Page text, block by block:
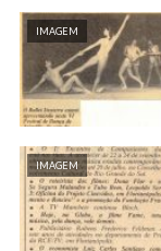
IMAGEM
IMAGEM